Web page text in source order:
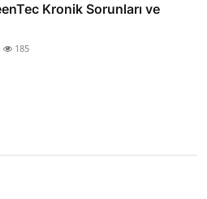
Kronik Sorunları ve
185